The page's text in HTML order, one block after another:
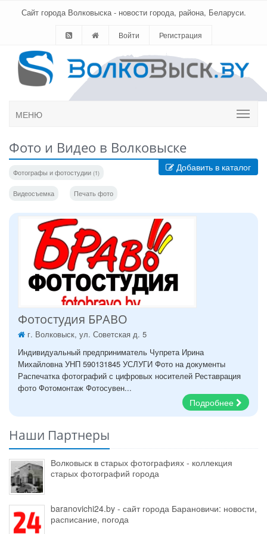
Сайт города Волковыска - новости города, района, Беларуси.
Войти Регистрация
МЕНЮ
Фото и Видео в Волковыске
Добавить в каталог
Фотографы и фотостудии (1)
Видеосъемка Печать фото
Фотостудия БРАВО
г. Волковыск, ул. Советская д. 5
Индивидуальный предприниматель Чупрета Ирина
Михайловна УНП 590131845 УСЛУГИ Фото на документы
Распечатка фотографий с цифровых носителей Реставрация
фото Фотомонтаж Фотосувен...
Подробнее
Наши Партнеры
Волковыск в старых фотографиях - коллекция
старых фотографий города
baranovichi24.by - сайт города Барановичи: новости,
расписание, погода